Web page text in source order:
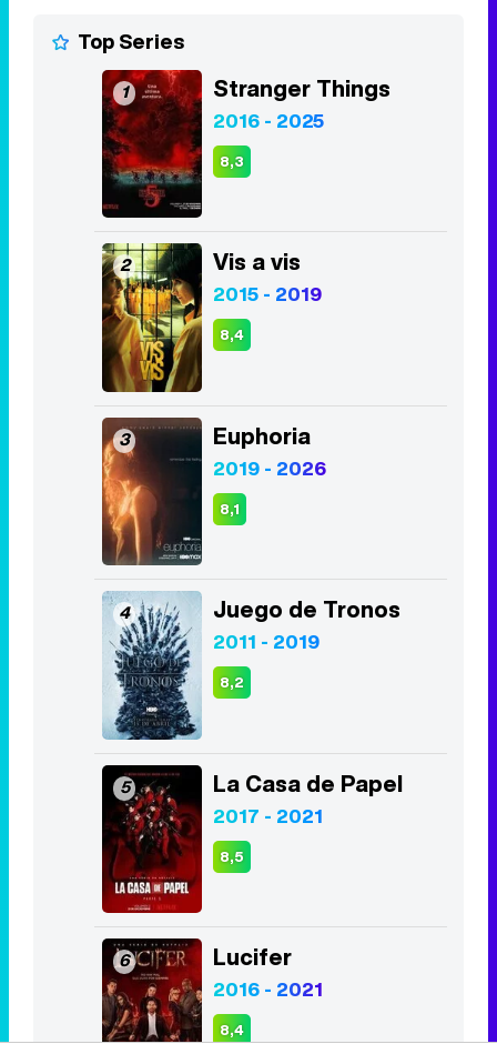
Top Series
1 Stranger Things
2016 - 2025
8,3
2 Vis a vis
2015 - 2019
8,4
3 Euphoria
2019 - 2026
8,1
4 Juego de Tronos
2011 - 2019
8,2
5 La Casa de Papel
2017 - 2021
8,5
6 Lucifer
2016 - 2021
8,4